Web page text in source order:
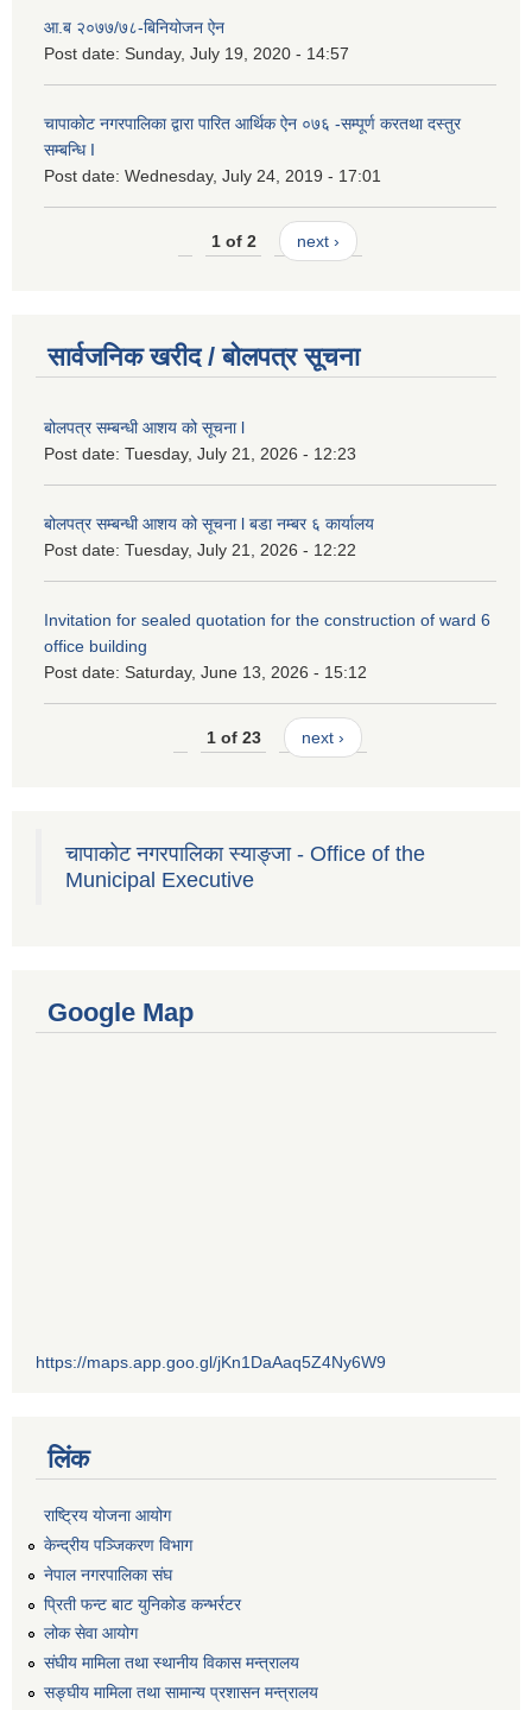
आ.ब २०७७/७८-बिनियोजन ऐन
Post date: Sunday, July 19, 2020 - 14:57
चापाकोट नगरपालिका द्वारा पारित आर्थिक ऐन ०७६ -सम्पूर्ण करतथा दस्तुर
सम्बन्धि I
Post date: Wednesday, July 24, 2019 - 17:01
1 of 2 next ›
सार्वजनिक खरीद / बोलपत्र सूचना
बोलपत्र सम्बन्धी आशय को सूचना l
Post date: Tuesday, July 21, 2026 - 12:23
बोलपत्र सम्बन्धी आशय को सूचना l बडा नम्बर ६ कार्यालय
Post date: Tuesday, July 21, 2026 - 12:22
Invitation for sealed quotation for the construction of ward 6
office building
Post date: Saturday, June 13, 2026 - 15:12
1 of 23 next ›
चापाकोट नगरपालिका स्याङ्जा - Office of the
Municipal Executive
Google Map
https://maps.app.goo.gl/jKn1DaAaq5Z4Ny6W9
लिंक
राष्ट्रिय योजना आयोग
केन्द्रीय पञ्जिकरण विभाग
नेपाल नगरपालिका संघ
प्रिती फन्ट बाट युनिकोड कन्भर्रटर
लोक सेवा आयोग
संघीय मामिला तथा स्थानीय विकास मन्त्रालय
सङ्घीय मामिला तथा सामान्य प्रशासन मन्त्रालय